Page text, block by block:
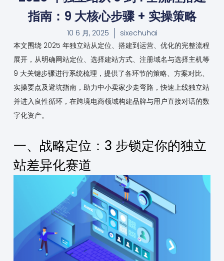
指南：9 大核心步骤 + 实操策略
10 6 月, 2025
sixechuhai
本文围绕 2025 年独立站从定位、搭建到运营、优化的完整流程
展开，从明确网站定位、选择建站方式、注册域名与选择主机等
9 大关键步骤进行系统梳理，提供了各环节的策略、方案对比、
实操要点及避坑指南，助力中小卖家少走弯路，快速上线独立站
并进入良性循环，在跨境电商领域构建品牌与用户直接对话的数
字化资产。
一、战略定位：3 步锁定你的独立
站差异化赛道